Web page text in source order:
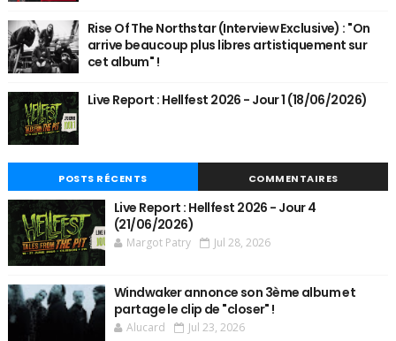
Rise Of The Northstar (Interview Exclusive) : "On
arrive beaucoup plus libres artistiquement sur
cet album" !
Live Report : Hellfest 2026 - Jour 1 (18/06/2026)
POSTS RÉCENTS COMMENTAIRES
Live Report : Hellfest 2026 - Jour 4
(21/06/2026)
Margot Patry Jul 28, 2026
Windwaker annonce son 3ème album et
partage le clip de "closer" !
Alucard Jul 23, 2026